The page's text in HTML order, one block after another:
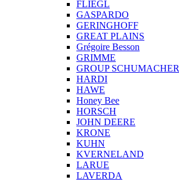
FLIEGL
GASPARDO
GERINGHOFF
GREAT PLAINS
Grégoire Besson
GRIMME
GROUP SCHUMACHER
HARDI
HAWE
Honey Bee
HORSCH
JOHN DEERE
KRONE
KUHN
KVERNELAND
LARUE
LAVERDA